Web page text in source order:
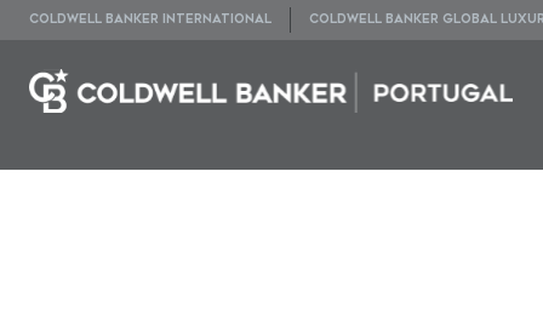
COLDWELL BANKER INTERNATIONAL COLDWELL BANKER GLOBAL